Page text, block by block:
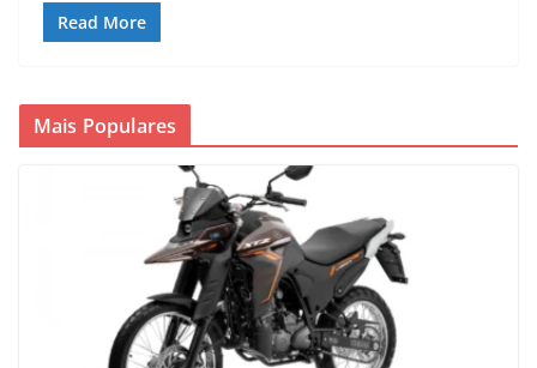
Read More
Mais Populares